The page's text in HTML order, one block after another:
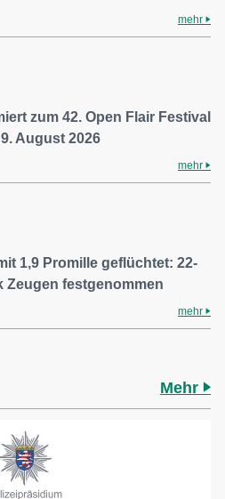
mehr
zum 42. Open Flair Festival
August 2026
mehr
1,9 Promille geflüchtet: 22-
Zeugen festgenommen
mehr
Mehr